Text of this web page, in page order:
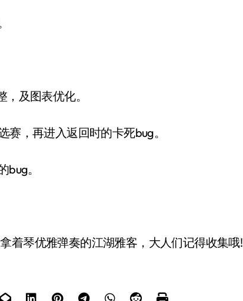
及图表优化。
，再进入返回时的卡死bug。
。
着琴优雅弹奏的江湖雅客，大人们记得收集哦!